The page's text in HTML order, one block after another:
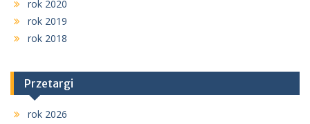
rok 2020
rok 2019
rok 2018
Przetargi
rok 2026